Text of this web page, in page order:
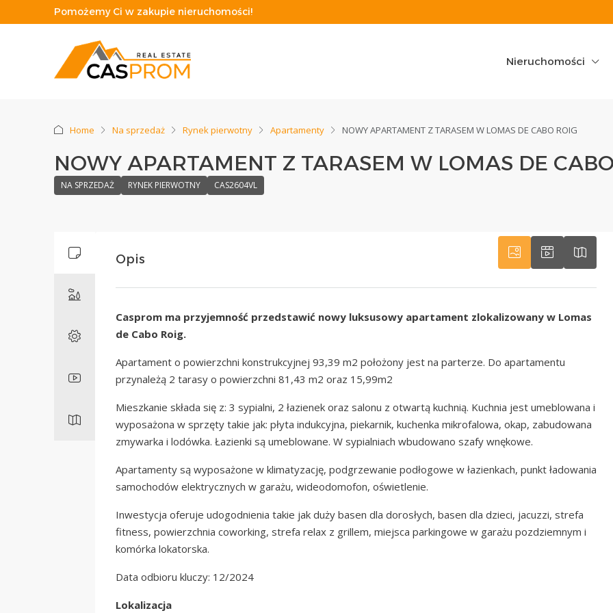
Pomożemy Ci w zakupie nieruchomości!
Nieruchomości
Home Na sprzedaż Rynek pierwotny Apartamenty NOWY APARTAMENT Z TARASEM W LOMAS DE CABO ROIG
NOWY APARTAMENT Z TARASEM W LOMAS DE
NA SPRZEDAŻ RYNEK PIERWOTNY CAS2604VL
Opis
Casprom ma przyjemność przedstawić nowy luksusowy apartament zlokalizowany w Lomas
de Cabo Roig.
Apartament o powierzchni konstrukcyjnej 93,39 m2 położony jest na parterze. Do apartamentu
przynależą 2 tarasy o powierzchni 81,43 m2 oraz 15,99m2
Mieszkanie składa się z: 3 sypialni, 2 łazienek oraz salonu z otwartą kuchnią. Kuchnia jest umeblowana i
wyposażona w sprzęty takie jak: płyta indukcyjna, piekarnik, kuchenka mikrofalowa, okap, zabudowana
zmywarka i lodówka. Łazienki są umeblowane. W sypialniach wbudowano szafy wnękowe.
Apartamenty są wyposażone w klimatyzację, podgrzewanie podłogowe w łazienkach, punkt ładowania
samochodów elektrycznych w garażu, wideodomofon, oświetlenie.
Inwestycja oferuje udogodnienia takie jak duży basen dla dorosłych, basen dla dzieci, jacuzzi, strefa
fitness, powierzchnia coworking, strefa relax z grillem, miejsca parkingowe w garażu pozdziemnym i
komórka lokatorska.
Data odbioru kluczy: 12/2024
Lokalizacja